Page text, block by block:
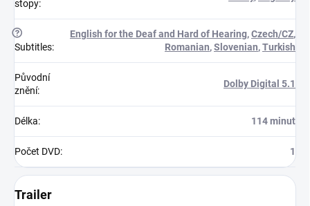
stopy:
?
Subtitles:
English for the Deaf and Hard of Hearing,Czech/CZ,
Romanian,Slovenian,Turkish
Původní
znění:
Dolby Digital 5.1
Délka: 114 minut
Počet DVD: 1
Trailer